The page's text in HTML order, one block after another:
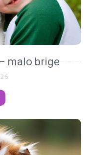
malo brige